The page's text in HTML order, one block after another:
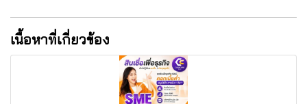
เนื้อหาที่เกี่ยวข้อง